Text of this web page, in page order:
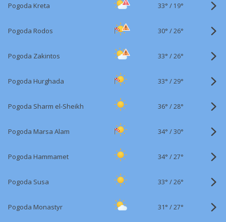
Pogoda Kreta 33° / 19°
Pogoda Rodos 30° /26°
Pogoda Zakintos 33° /26°
Pogoda Hurghada 33° /29°
Pogoda Sharm el-Sheikh 36° /28°
Pogoda Marsa Alam 34° /30°
Pogoda Hammamet 34° /27°
Pogoda Susa 33° /26°
Pogoda Monastyr 31° /27°